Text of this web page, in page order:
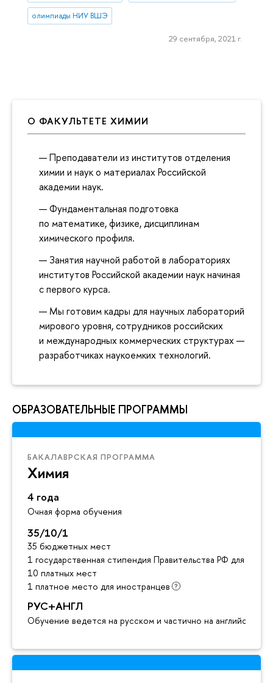
О ФАКУЛЬТЕТЕ ХИМИИ
Преподаватели из институтов отделения
химии и наук о материалах Российской
академии наук.
Фундаментальная подготовка
по математике, физике, дисциплинам
химического профиля.
Занятия научной работой в лабораториях
институтов Российской академии наук начиная
с первого курса.
Мы готовим кадры для научных лабораторий
мирового уровня, сотрудников российских
и международных коммерческих структурах —
разработчиках наукоемких технологий.
ОБРАЗОВАТЕЛЬНЫЕ ПРОГРАММЫ
БАКАЛАВРСКАЯ ПРОГРАММА
Химия
4 года
Очная форма обучения
35/10/1
35 бюджетных мест
1 государственная стипендия Правительства РФ для
10 платных мест
1 платное место для иностранцев
РУС+АНГЛ
Обучение ведется на русском и частично на английском
олимпиады НИУ ВШЭ
29 сентября, 2021 г.